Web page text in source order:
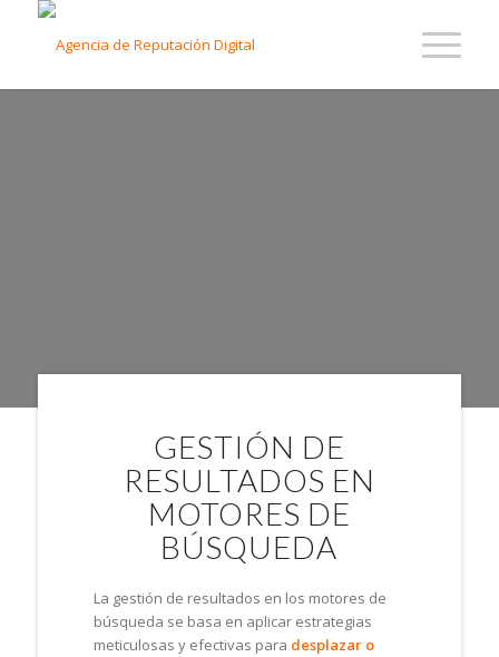
GESTIÓN DE
RESULTADOS EN
MOTORES DE
BÚSQUEDA
La gestión de resultados en los motores de
búsqueda se basa en aplicar estrategias
meticulosas y efectivas para desplazar o